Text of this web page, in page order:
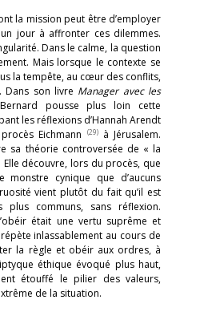
la mission peut être d’employer
jour à affronter ces dilemmes.
Dans le calme, la question
Mais lorsque le contexte se
la tempête, au cœur des conflits,
Dans son livre Manager avec les
pousse plus loin cette
les réflexions d’Hannah Arendt
Eichmann
(29)à Jérusalem.
sa théorie controversée de « la
Elle découvre, lors du procès, que
monstre cynique que d’aucuns
vient plutôt du fait qu’il est
plus communs, sans réflexion.
était une vertu suprême et
répète inlassablement au cours de
la règle et obéir aux ordres, à
éthique évoqué plus haut,
étouffé le pilier des valeurs,
de la situation.